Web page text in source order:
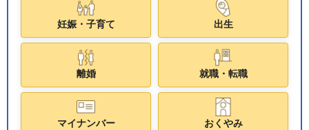
妊娠・子育て 出生
離婚 就職・転職
マイナンバー おくやみ